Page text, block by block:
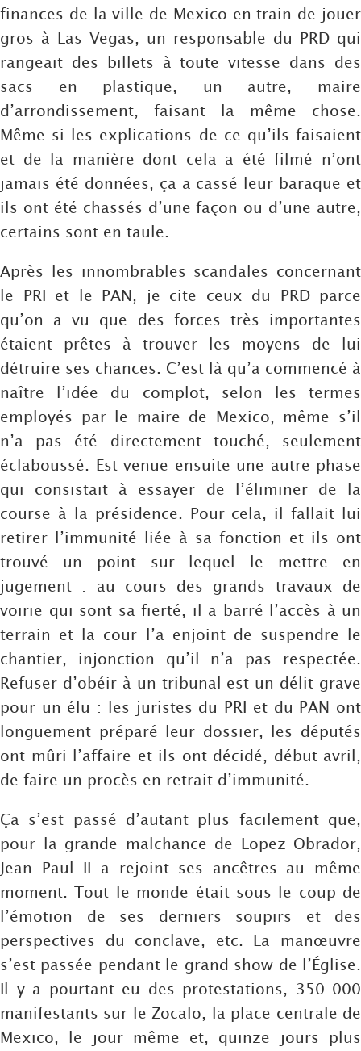
finances de la ville de Mexico en train de jouer
gros à Las Vegas, un responsable du PRD qui
rangeait des billets à toute vitesse dans des
sacs en plastique, un autre, maire
d’arrondissement, faisant la même chose.
Même si les explications de ce qu’ils faisaient
et de la manière dont cela a été filmé n’ont
jamais été données, ça a cassé leur baraque et
ils ont été chassés d’une façon ou d’une autre,
certains sont en taule.
Après les innombrables scandales concernant
le PRI et le PAN, je cite ceux du PRD parce
qu’on a vu que des forces très importantes
étaient prêtes à trouver les moyens de lui
détruire ses chances. C’est là qu’a commencé à
naître l’idée du complot, selon les termes
employés par le maire de Mexico, même s’il
n’a pas été directement touché, seulement
éclaboussé. Est venue ensuite une autre phase
qui consistait à essayer de l’éliminer de la
course à la présidence. Pour cela, il fallait lui
retirer l’immunité liée à sa fonction et ils ont
trouvé un point sur lequel le mettre en
jugement : au cours des grands travaux de
voirie qui sont sa fierté, il a barré l’accès à un
terrain et la cour l’a enjoint de suspendre le
chantier, injonction qu’il n’a pas respectée.
Refuser d’obéir à un tribunal est un délit grave
pour un élu : les juristes du PRI et du PAN ont
longuement préparé leur dossier, les députés
ont mûri l’affaire et ils ont décidé, début avril,
de faire un procès en retrait d’immunité.
Ça s’est passé d’autant plus facilement que,
pour la grande malchance de Lopez Obrador,
Jean Paul II a rejoint ses ancêtres au même
moment. Tout le monde était sous le coup de
l’émotion de ses derniers soupirs et des
perspectives du conclave, etc. La manœuvre
s’est passée pendant le grand show de l’Église.
Il y a pourtant eu des protestations, 350 000
manifestants sur le Zocalo, la place centrale de
Mexico, le jour même et, quinze jours plus